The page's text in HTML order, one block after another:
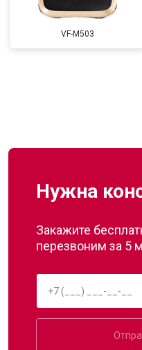
VF-M503
Нужна
Закажите
перезвоним за 5